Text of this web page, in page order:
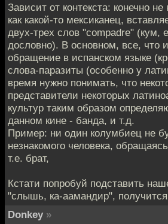
Зависит от контекста: конечно
как какой-то мексиканец,
двух-трех слов "compadre" (кум,
дословно). В основном, все, что
обращение в испанском языке
слова-паразиты (особенно у
время нужно понимать, что
представители некоторых
культур таким образом
данном кине - банда, и т.д.
Пример: ни один колумбиец не
незнакомого человека,
т.е. брат,
Кстати попробуй подставить
"слышь, ка-аамандир",
Donkey »